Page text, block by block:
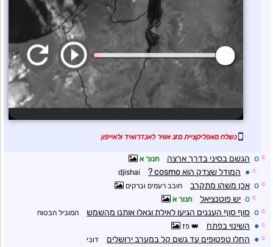
נשלח מאפליקציית מזג אוויר לאנדרואיד ולאייפון
☼
o הגשם בסיני בדרך ארצה חנוך א
☼
● המודל שצדק הוא cosmo ? djishai
☼
o אכן משהו מתקרב חובב רעמים וברקים
☼
o יש פוטנציאל חנוך א
☼
o סוף סוף העננים הגיעו לאילת וגאלו אותנו מהשמש המוביל הבטוח
☼
● השינוי בפתח פז
☼
● החלו טפטופים עד גשם קל במערב ירושלים דובי